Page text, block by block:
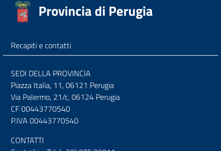
Provincia di Perugia
Recapiti e contatti
SEDI DELLA PROVINCIA
Piazza Italia, 11, 06121 Perugia
Via Palermo, 21/c, 06124 Perugia
CF 00443770540
P.IVA 00443770540
CONTATTI